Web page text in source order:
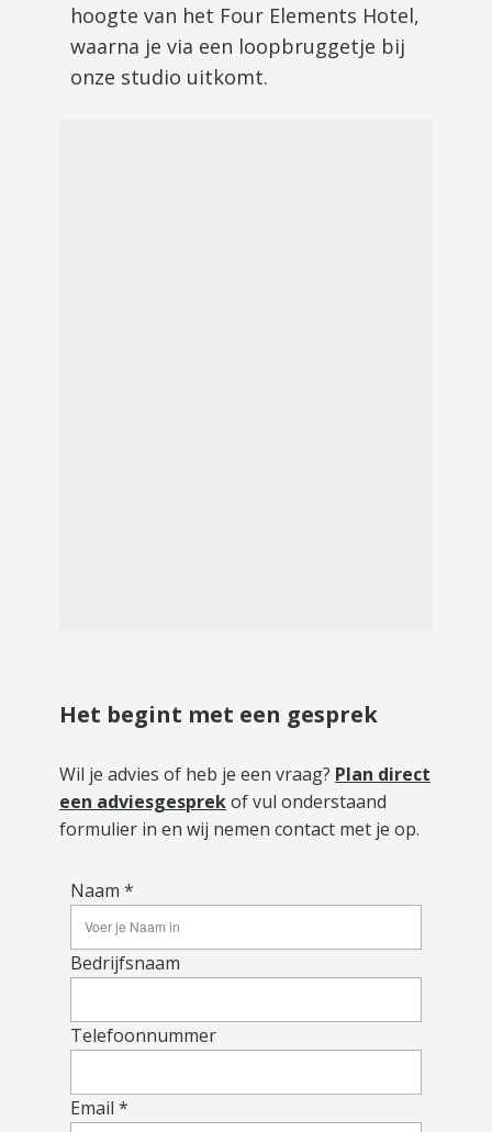
hoogte van het Four Elements Hotel,
waarna je via een loopbruggetje bij
onze studio uitkomt.
Het begint met een gesprek
Wil je advies of heb je een vraag? Plan direct
een adviesgesprekof vul onderstaand
formulier in en wij nemen contact met je op.
Naam *
Bedrijfsnaam
Telefoonnummer
Email *